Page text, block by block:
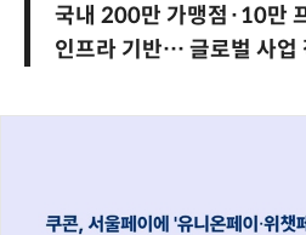
국내 200만 가맹점·10만
인프라 기반… 글로벌 사업